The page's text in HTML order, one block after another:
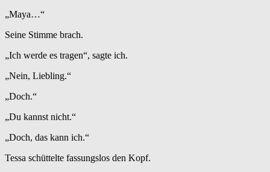
„Maya…“
Seine Stimme brach.
„Ich werde es tragen“, sagte ich.
„Nein, Liebling.“
„Doch.“
„Du kannst nicht.“
„Doch, das kann ich.“
Tessa schüttelte fassungslos den Kopf.